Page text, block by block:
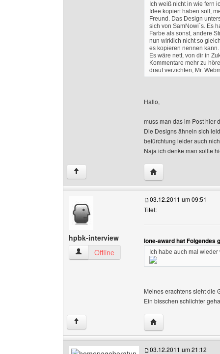
Ich weiß nicht in wie fern
Idee kopiert haben soll,
Freund. Das Design
sich von SamNowi´s. Es
Farbe als sonst, andere
nun wirklich nicht so
es kopieren nennen kann.
Es wäre nett, von dir in
Kommentare mehr zu
drauf verzichten, Mr.
Hallo,
muss man das im Post hier
Die Designs ähneln sich
befürchtung leider auch
Naja ich denke man sollte
↑ Website dieses
hpbk-interview
hpbk-interview Benutzer-Profile anzeigen
Offline
03.12.2011 um 09:51
Titel:
lone-award hat Folgendes
Ich habe auch mal
Meines erachtens sieht die
Ein bisschen schlichter
↑ Website dieses
03.12.2011 um 21:12